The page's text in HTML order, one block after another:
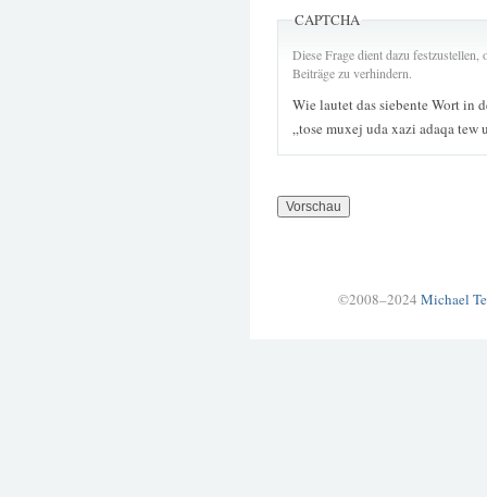
CAPTCHA
Diese Frage dient dazu
Beiträge zu verhindern.
Wie lautet das siebente Wort in
„tose muxej uda xazi adaqa
©2008–2024 Michael